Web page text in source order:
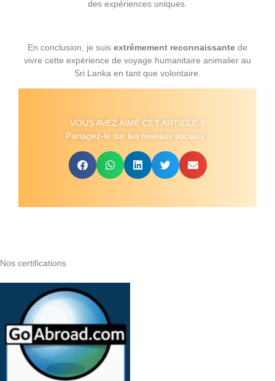
des expériences uniques.
En conclusion, je suis extrêmement reconnaissante de
vivre cette expérience de voyage humanitaire animalier au
Sri Lanka en tant que volontaire.
VOUS AVEZ AIMÉ CET ARTICLE ?
Partagez-le sur les réseaux sociaux !
Nos certifications